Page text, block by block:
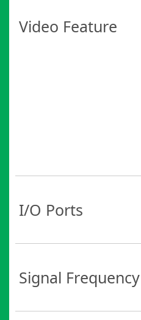
Video Feature
I/O Ports
Signal Frequency